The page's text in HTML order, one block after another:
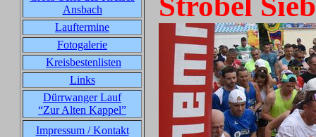
Ansbach
Lauftermine
Fotogalerie
Kreisbestenlisten
Links
Dürrwanger Lauf
“Zur Alten Kappel”
Impressum / Kontakt